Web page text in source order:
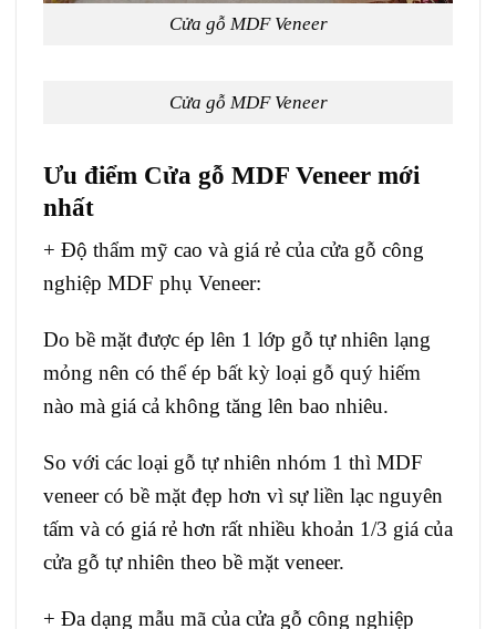
Cửa gỗ MDF Veneer
Cửa gỗ MDF Veneer
Ưu điểm Cửa gỗ MDF Veneer mới
nhất
+ Độ thẩm mỹ cao và giá rẻ của cửa gỗ công
nghiệp MDF phụ Veneer:
Do bề mặt được ép lên 1 lớp gỗ tự nhiên lạng
mỏng nên có thể ép bất kỳ loại gỗ quý hiếm
nào mà giá cả không tăng lên bao nhiêu.
So với các loại gỗ tự nhiên nhóm 1 thì MDF
veneer có bề mặt đẹp hơn vì sự liền lạc nguyên
tấm và có giá rẻ hơn rất nhiều khoản 1/3 giá của
cửa gỗ tự nhiên theo bề mặt veneer.
+ Đa dạng mẫu mã của cửa gỗ công nghiệp